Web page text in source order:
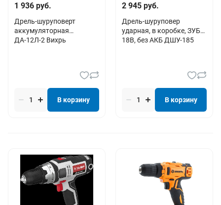
1 936 руб.
Дрель-шуруповерт
аккумуляторная
ДА-12Л-2 Вихрь
В корзину
2 945 руб.
Дрель-шуруповер
ударная, в коробке, ЗУБР
18В, без АКБ ДШУ-185
В корзину